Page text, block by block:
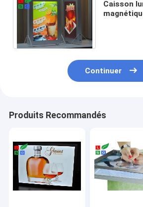
Caisson
Continuer
Produits Recommandés